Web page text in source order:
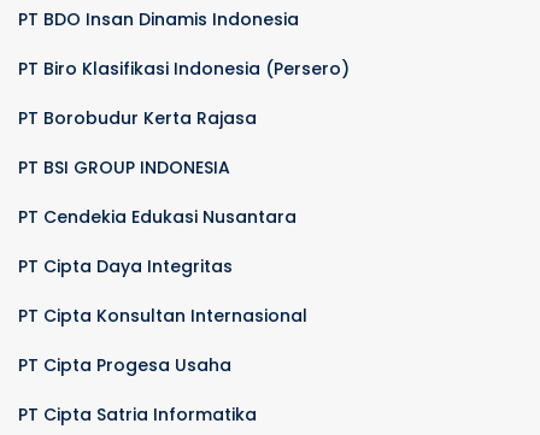
PT BDO Insan Dinamis Indonesia
PT Biro Klasifikasi Indonesia (Persero)
PT Borobudur Kerta Rajasa
PT BSI GROUP INDONESIA
PT Cendekia Edukasi Nusantara
PT Cipta Daya Integritas
PT Cipta Konsultan Internasional
PT Cipta Progesa Usaha
PT Cipta Satria Informatika